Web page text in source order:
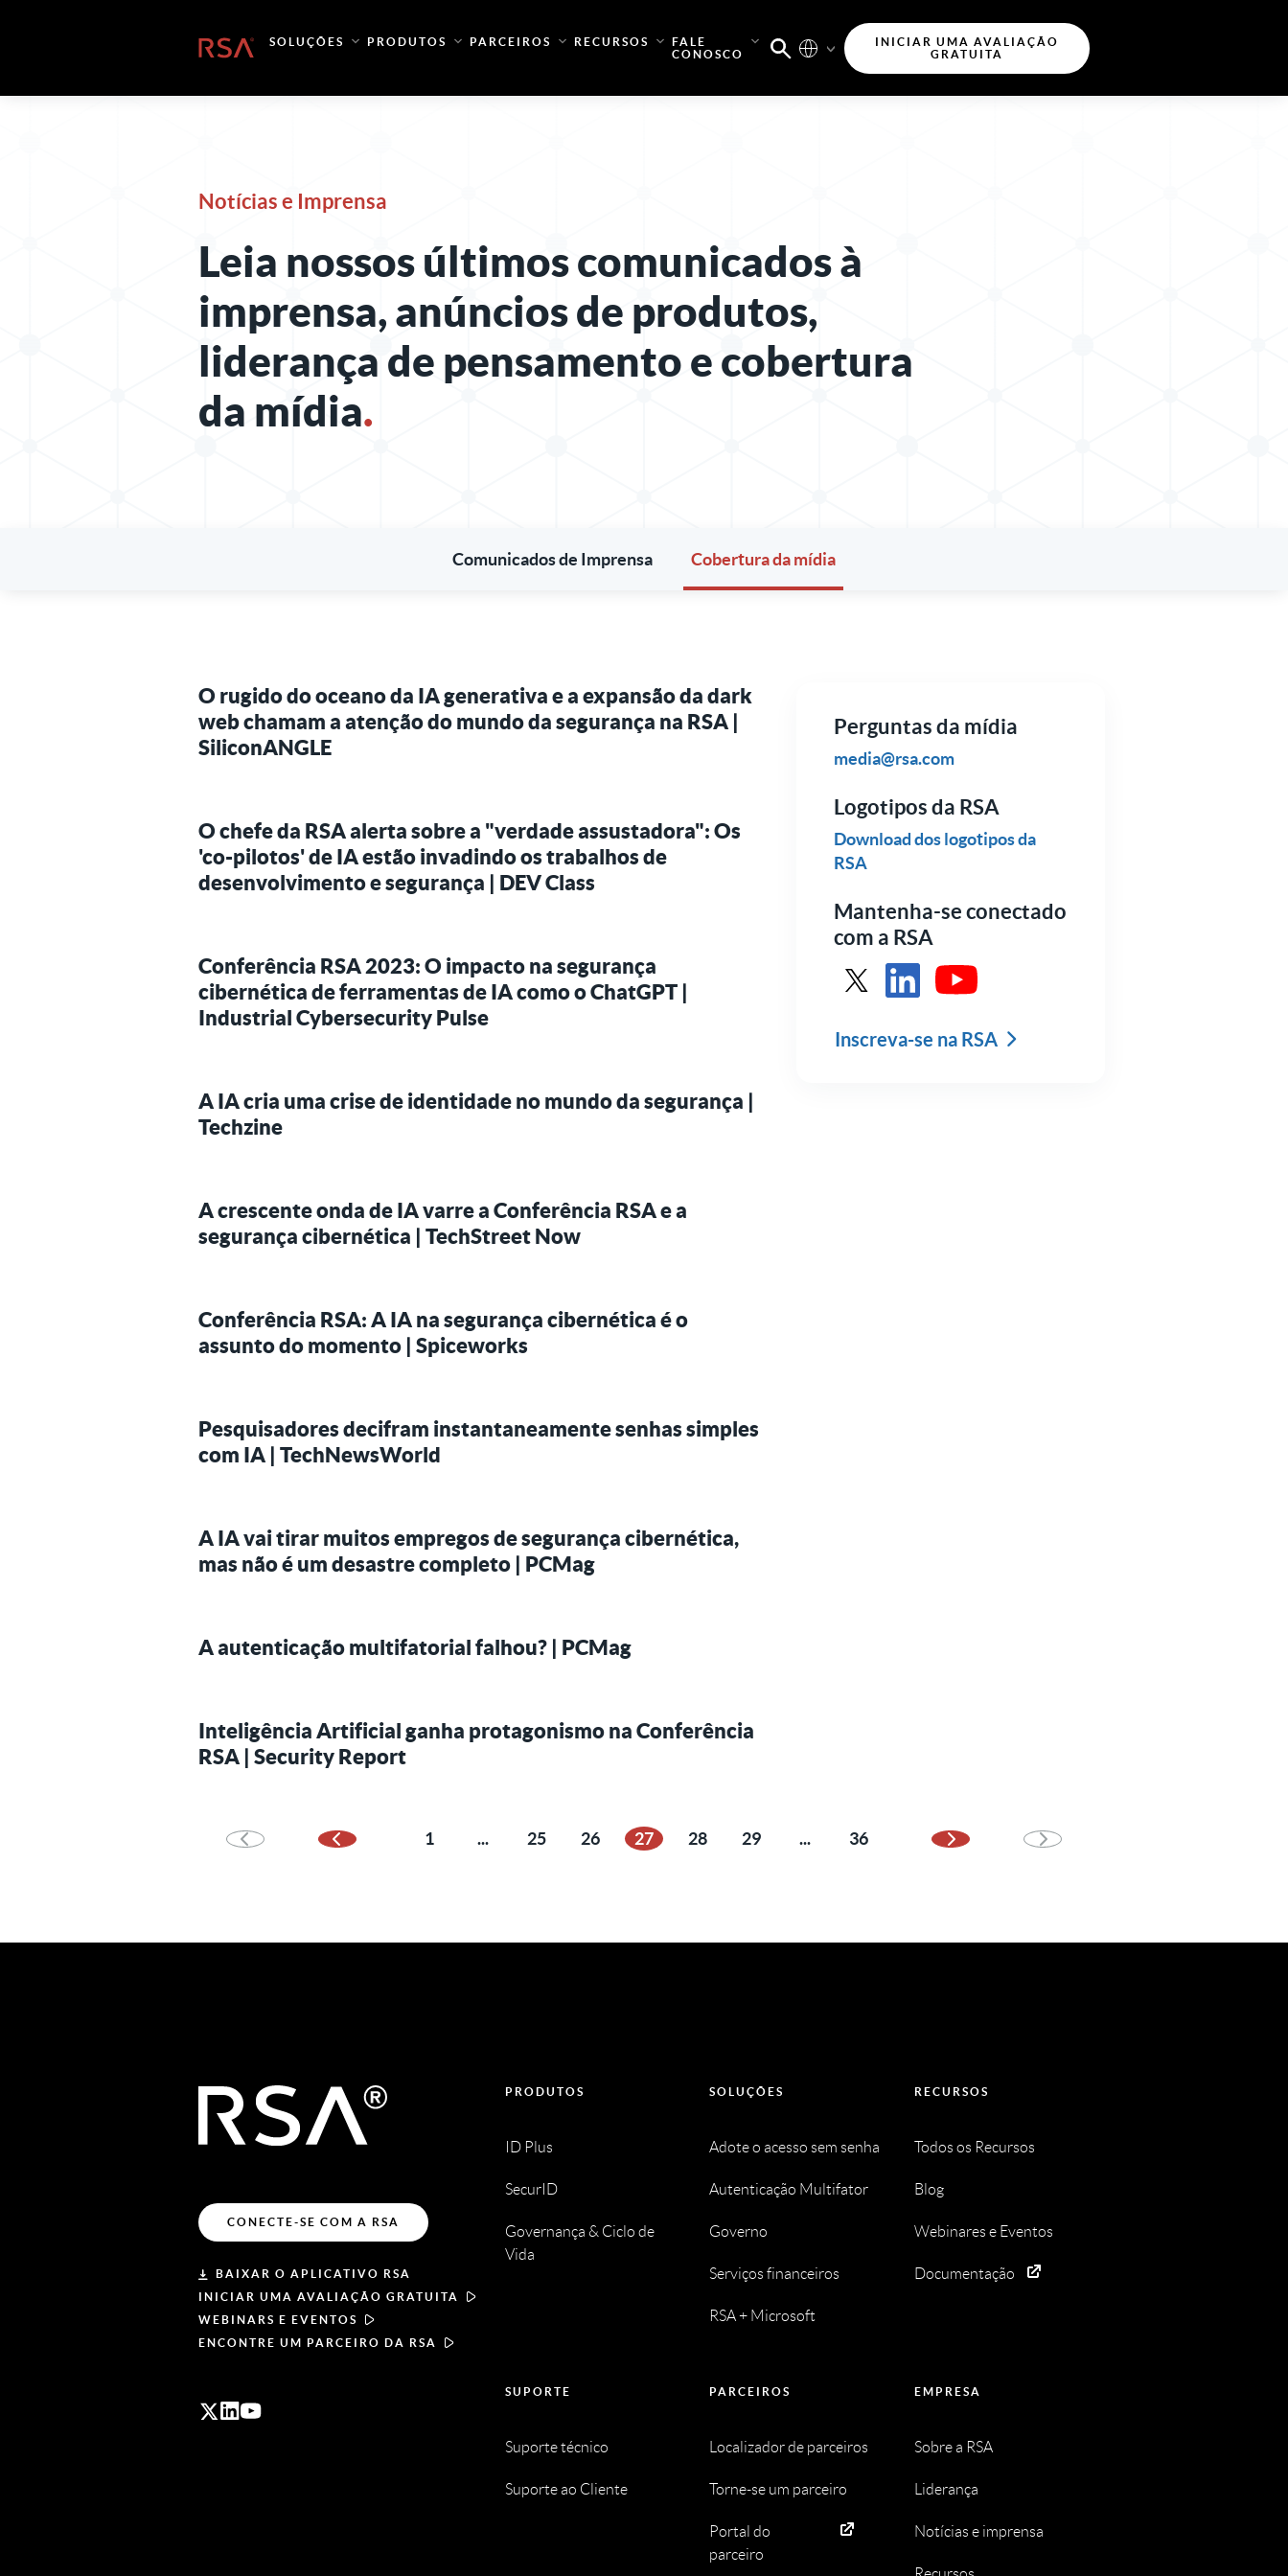
Início SOLUÇÕES PRODUTOS PARCEIROS RECURSOS
FALE
CONOSCO
INICIAR UMA AVALIAÇÃO
GRATUITA
Notícias e Imprensa
Leia nossos últimos comunicados à
imprensa, anúncios de produtos,
liderança de pensamento e cobertura
da mídia.
Comunicados de Imprensa Cobertura da mídia
Perguntas da mídia
media@rsa.com
Logotipos da RSA
Download dos logotipos da
RSA
Mantenha-se conectado
com a RSA
Inscreva-se na RSA
O rugido do oceano da IA generativa e a expansão da dark
web chamam a atenção do mundo da segurança na RSA |
SiliconANGLE
O chefe da RSA alerta sobre a "verdade assustadora": Os
'co-pilotos' de IA estão invadindo os trabalhos de
desenvolvimento e segurança | DEV Class
Conferência RSA 2023: O impacto na segurança
cibernética de ferramentas de IA como o ChatGPT |
Industrial Cybersecurity Pulse
A IA cria uma crise de identidade no mundo da segurança |
Techzine
A crescente onda de IA varre a Conferência RSA e a
segurança cibernética | TechStreet Now
Conferência RSA: A IA na segurança cibernética é o
assunto do momento | Spiceworks
Pesquisadores decifram instantaneamente senhas simples
com IA | TechNewsWorld
A IA vai tirar muitos empregos de segurança cibernética,
mas não é um desastre completo | PCMag
A autenticação multifatorial falhou? | PCMag
Inteligência Artificial ganha protagonismo na Conferência
RSA | Security Report
Página anterior
1 ... 25 26 27 28 29 ... 36
Próxima página
CONECTE-SE COM A RSA
BAIXAR O APLICATIVO RSA
INICIAR UMA AVALIAÇÃO GRATUITA
WEBINARS E EVENTOS
ENCONTRE UM PARCEIRO DA RSA
PRODUTOS
ID Plus
SecurID
Governança & Ciclo de
Vida
SOLUÇÕES
Adote o acesso sem senha
Autenticação Multifator
Governo
Serviços financeiros
RSA + Microsoft
RECURSOS
Todos os Recursos
Blog
Webinares e Eventos
Documentação
SUPORTE
Suporte técnico
Suporte ao Cliente
PARCEIROS
Localizador de parceiros
Torne-se um parceiro
Portal do
parceiro
EMPRESA
Sobre a RSA
Liderança
Notícias e imprensa